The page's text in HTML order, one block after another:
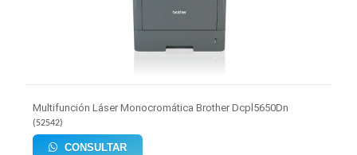
Multifunción Láser Monocromática Brother Dcpl5650Dn
(52542)
CONSULTAR